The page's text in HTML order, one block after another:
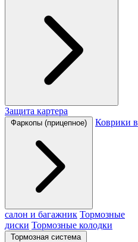
Защита картера
Фаркопы (прицепное) Коврики в
салон и багажник Тормозные
диски Тормозные колодки
Тормозная система